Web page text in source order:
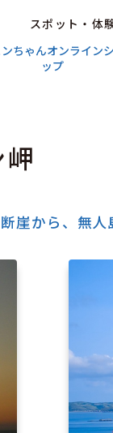
スポット・体
ちゃんオンライン
ップ
崖から、無